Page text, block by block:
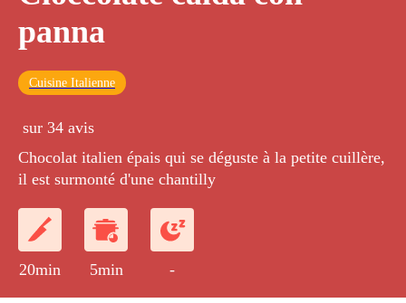
panna
Cuisine Italienne
sur 34 avis
Chocolat italien épais qui se déguste à la petite cuillère,
il est surmonté d'une chantilly
20min 5min -